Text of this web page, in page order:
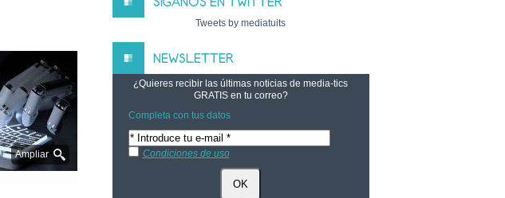
Ampliar
Tweets by mediatuits
¿Quieres recibir las últimas noticias de media-tics
GRATISen tu correo?
Completa con tus datos
Condiciones de uso